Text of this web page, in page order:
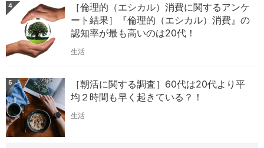
4
［倫理的（エシカル）消費に関するアンケ
ート結果］『倫理的（エシカル）消費』の
認知率が最も高いのは20代！
生活
5
［朝活に関する調査］60代は20代より平
均２時間も早く起きている？！
生活